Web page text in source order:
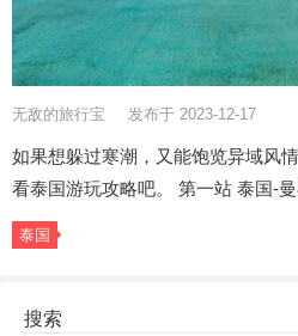
无敌的旅行宝 发布于 2023-12-17
如果想躲过寒潮，又能饱览异域风
看泰国游玩攻略吧。 第一站 泰国-
泰国
搜索